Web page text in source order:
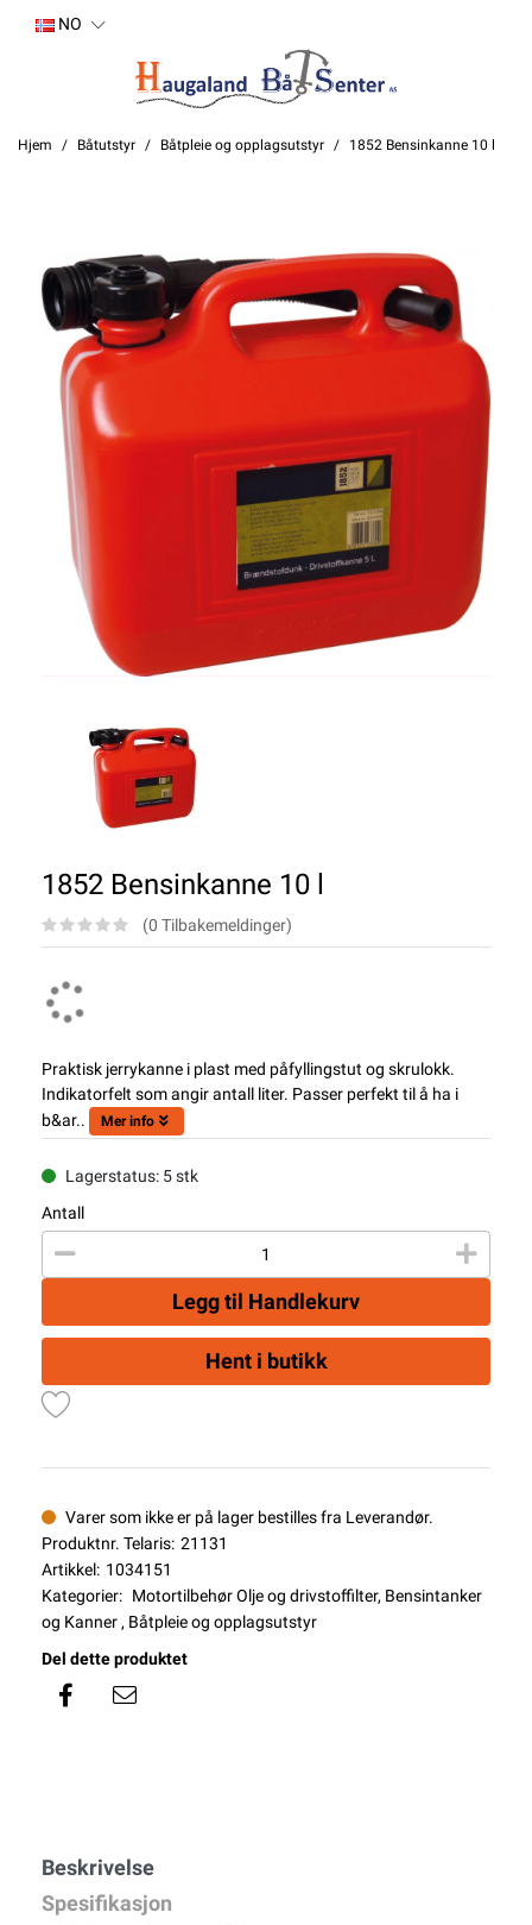
NO
Hjem Båtutstyr Båtpleie og opplagsutstyr 1852 Bensinkanne 10 l
1852 Bensinkanne 10 l
(0 Tilbakemeldinger)
Praktisk jerrykanne i plast med påfyllingstut og skrulokk.
Indikatorfelt som angir antall liter. Passer perfekt til å ha i
b&ar..
Mer info
Lagerstatus: 5 stk
Antall
Legg til Handlekurv
Hent i butikk
Varer som ikke er på lager bestilles fra Leverandør.
Produktnr. Telaris: 21131
Artikkel: 1034151
Kategorier: Motortilbehør Olje og drivstoffilter, Bensintanker
og Kanner , Båtpleie og opplagsutstyr
Del dette produktet
Beskrivelse
Spesifikasjon